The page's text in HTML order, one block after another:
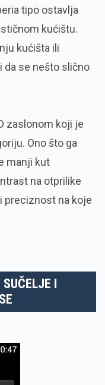
tipo ostavlja
kućištu.
kućišta ili
da se nešto slično
zaslonom koji je
Ono što ga
manji kut
na otprilike
preciznost na koje
I